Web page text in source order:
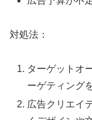
対処法：
ターゲットオ
ーゲティング
広告クリエイ